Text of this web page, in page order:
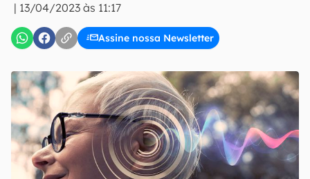
| 13/04/2023 às 11:17
Assine nossa Newsletter
Uso e Política de Privacidade do Canaltech.